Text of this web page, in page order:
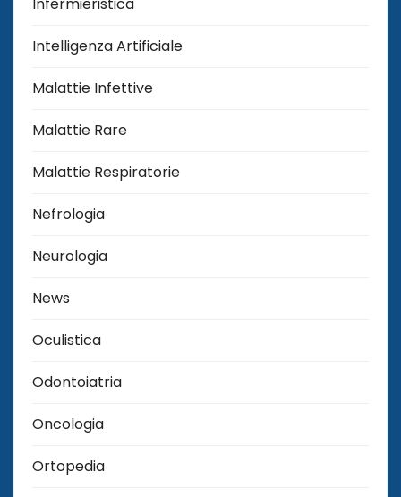
Infermieristica
Intelligenza Artificiale
Malattie Infettive
Malattie Rare
Malattie Respiratorie
Nefrologia
Neurologia
News
Oculistica
Odontoiatria
Oncologia
Ortopedia